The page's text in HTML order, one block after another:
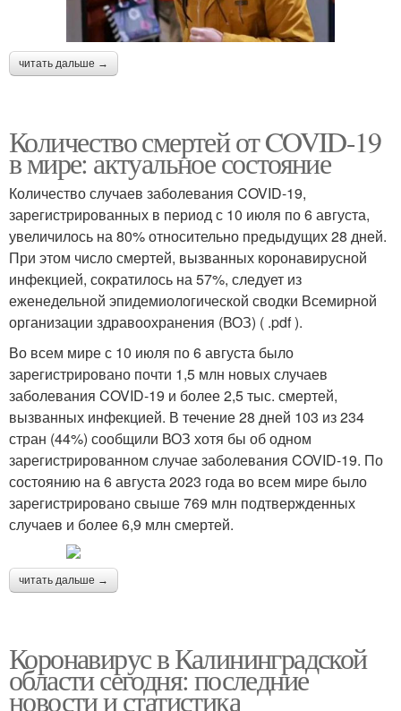
читать дальше →
Количество смертей от COVID-19
в мире: актуальное состояние
Количество случаев заболевания COVID-19,
зарегистрированных в период с 10 июля по 6 августа,
увеличилось на 80% относительно предыдущих 28 дней.
При этом число смертей, вызванных коронавирусной
инфекцией, сократилось на 57%, следует из
еженедельной эпидемиологической сводки Всемирной
организации здравоохранения (ВОЗ) ( .pdf ).
Во всем мире с 10 июля по 6 августа было
зарегистрировано почти 1,5 млн новых случаев
заболевания COVID-19 и более 2,5 тыс. смертей,
вызванных инфекцией. В течение 28 дней 103 из 234
стран (44%) сообщили ВОЗ хотя бы об одном
зарегистрированном случае заболевания COVID-19. По
состоянию на 6 августа 2023 года во всем мире было
зарегистрировано свыше 769 млн подтвержденных
случаев и более 6,9 млн смертей.
читать дальше →
Коронавирус в Калининградской
области сегодня: последние
новости и статистика